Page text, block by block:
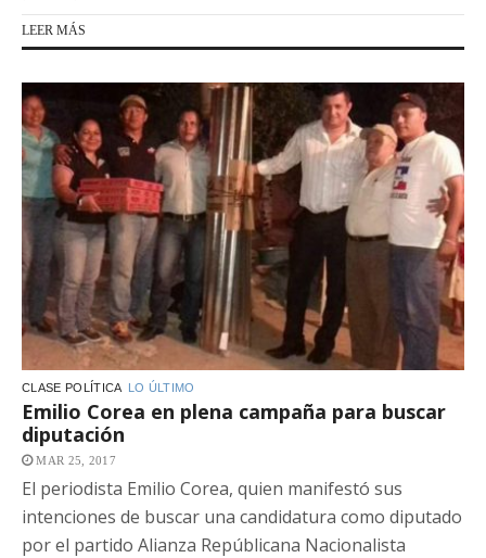
LEER MÁS
CLASE POLÍTICA LO ÚLTIMO
Emilio Corea en plena campaña para buscar
diputación
MAR 25, 2017
El periodista Emilio Corea, quien manifestó sus
intenciones de buscar una candidatura como diputado
por el partido Alianza Repúblicana Nacionalista